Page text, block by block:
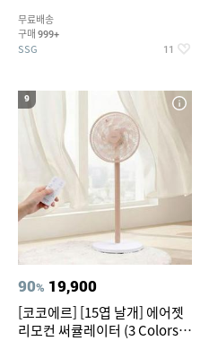
무료배송
구매 999+
SSG 11
9
90% 19,900
[코코에르] [15엽 날개] 에어젯
리모컨 써큘레이터 (3 Colors